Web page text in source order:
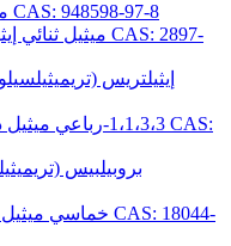
ميثاكريليت الايبوكسي سيكلوسيلوكسان CAS: 948598-97-8